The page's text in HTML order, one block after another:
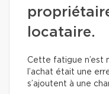
locataire.
Cette fatigue n’est
l’achat était une
s’ajoutent à une